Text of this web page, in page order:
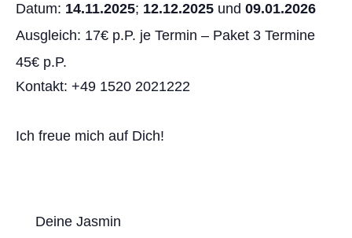
Datum: 14.11.2025; 12.12.2025 und 09.01.2026
Ausgleich: 17€ p.P. je Termin – Paket 3 Termine
45€ p.P.
Kontakt: +49 1520 2021222
Ich freue mich auf Dich!
Deine Jasmin